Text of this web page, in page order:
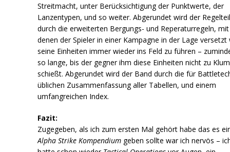
Streitmacht, unter Berücksichtigung der Punktwerte, der
Lanzentypen, und so weiter. Abgerundet wird der
durch die erweiterten Bergungs- und Reperaturregeln, mit
denen der Spieler in einer Kampagne in der Lage versetzt
seine Einheiten immer wieder ins Feld zu führen –
so lange, bis der gegner ihm diese Einheiten nicht zu
schießt. Abgerundet wird der Band durch die für
üblichen Zusammenfassung aller Tabellen, und einem
umfangreichen Index.
Fazit:
Zugegeben, als ich zum ersten Mal gehört habe das es
Alpha Strike Kompendium geben sollte war ich nervös –